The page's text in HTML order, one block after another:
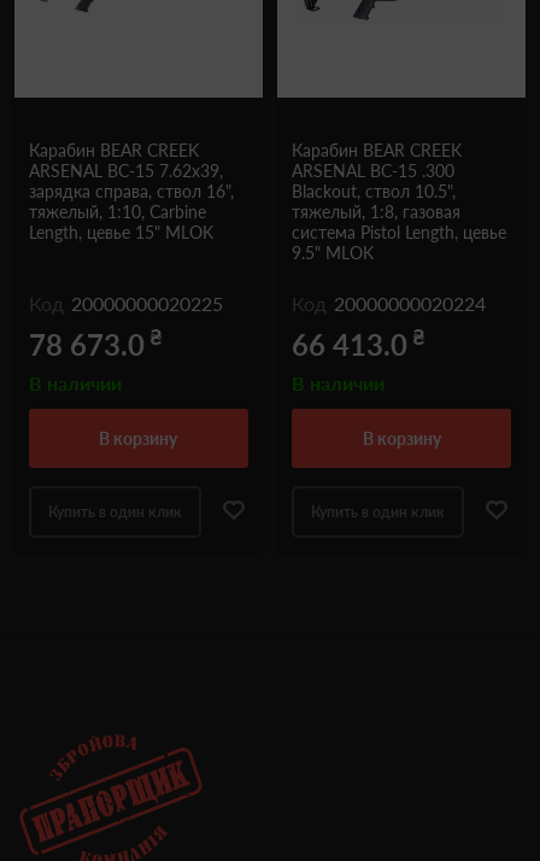
Карабин BEAR CREEK
ARSENAL BC-15 7.62x39,
зарядка справа, ствол 16",
тяжелый, 1:10, Carbine
Length, цевье 15" MLOK
Код 20000000020225
78 673.0 ₴
В наличии
в корзину
Купить в один клик
Карабин BEAR CREEK
ARSENAL BC-15 .300
Blackout, ствол 10.5",
тяжелый, 1:8, газовая
система Pistol Length, цевье
9.5" MLOK
Код 20000000020224
66 413.0 ₴
В наличии
в корзину
Купить в один клик